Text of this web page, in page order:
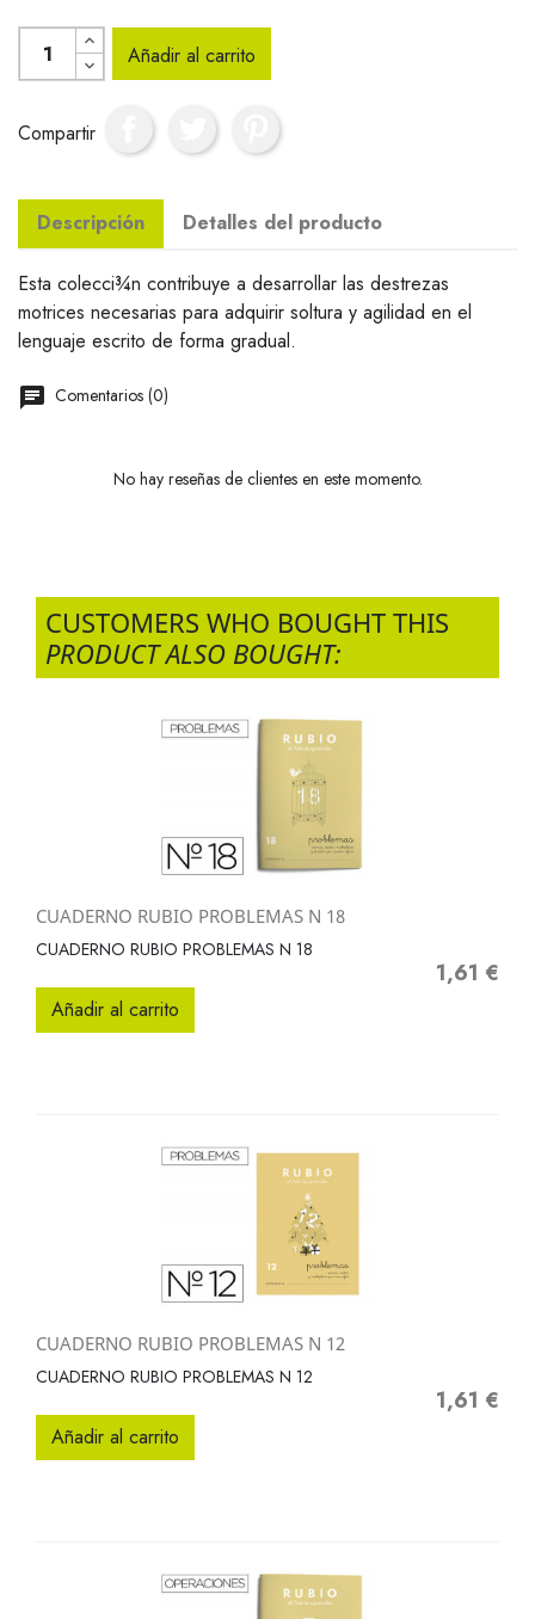
Añadir al carrito
Compartir
Descripción Detalles del producto
Esta colecci¾n contribuye a desarrollar las destrezas
motrices necesarias para adquirir soltura y agilidad en el
lenguaje escrito de forma gradual.
Comentarios (0)
No hay reseñas de clientes en este momento.
CUSTOMERS WHO BOUGHT THIS
PRODUCT ALSO BOUGHT:
CUADERNO RUBIO PROBLEMAS N 18
CUADERNO RUBIO PROBLEMAS N 18
Precio
1,61 €
Añadir al carrito
CUADERNO RUBIO PROBLEMAS N 12
CUADERNO RUBIO PROBLEMAS N 12
Precio
1,61 €
Añadir al carrito